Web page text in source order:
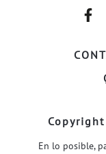
–
En lo posible,